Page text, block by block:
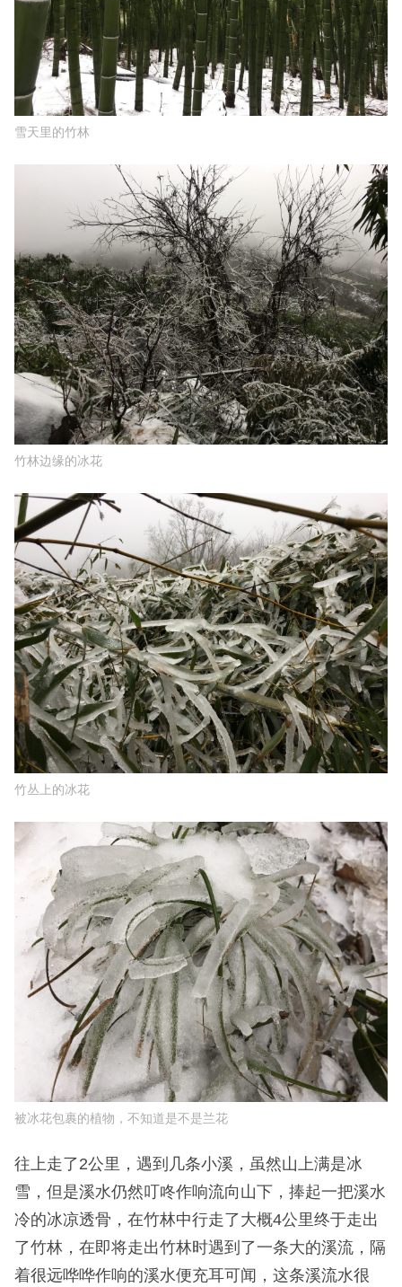
雪天里的竹林
竹林边缘的冰花
竹丛上的冰花
被冰花包裹的植物，不知道是不是兰花
往上走了2公里，遇到几条小溪，虽然山上满是冰
雪，但是溪水仍然叮咚作响流向山下，捧起一把溪水
冷的冰凉透骨，在竹林中行走了大概4公里终于走出
了竹林，在即将走出竹林时遇到了一条大的溪流，隔
着很远哗哗作响的溪水便充耳可闻，这条溪流水很